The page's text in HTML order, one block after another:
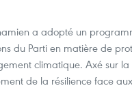
a adopté un
du Parti en matière de
climatique. Axé sur la
de la résilience face